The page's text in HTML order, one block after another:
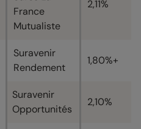
France
Mutualiste
2,11%
Suravenir
Rendement
1,80%+
Suravenir
Opportunités
2,10%